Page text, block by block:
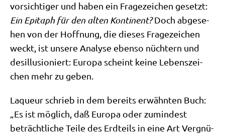
vor­sich­ti­ger und haben ein Fra­ge­zei­chen gesetzt:
Ein Epi­taph für den alten Kon­ti­nent?Doch abge­se­
hen von der Hoff­nung, die die­ses Fra­ge­zei­chen
weckt, ist unse­re Ana­ly­se eben­so nüch­tern und
des­il­lu­sio­niert: Euro­pa scheint kei­ne Lebens­zei­
chen mehr zu geben.
Laqueur schrieb in dem bereits erwähn­ten Buch:
„Es ist mög­lich, daß Euro­pa oder zumin­dest
beträcht­li­che Tei­le des Erd­teils in eine Art Ver­gnü­